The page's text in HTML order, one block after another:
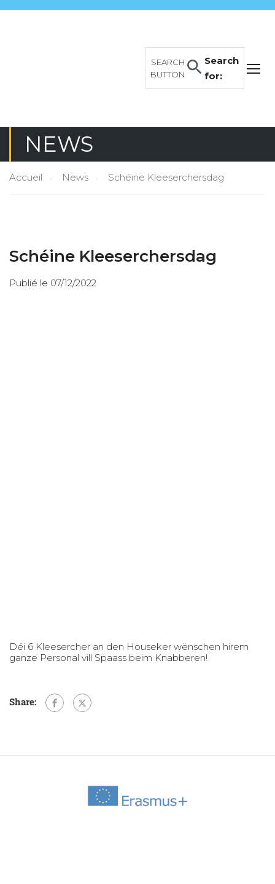
Search
for:
SEARCH
BUTTON
NEWS
Accueil News Schéine Kleeserchersdag
Schéine Kleeserchersdag
Publié le 07/12/2022
Déi 6 Kleesercher an den Houseker wënschen hirem
ganze Personal vill Spaass beim Knabberen!
Share: